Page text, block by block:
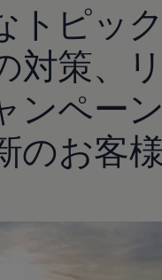
トピッ
対策、
ンペー
のお客